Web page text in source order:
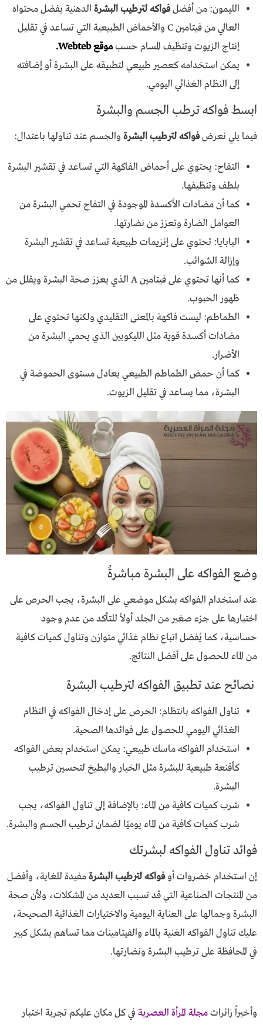
الليمون: من أفضلفواكه لترطيب البشرة الدهنية بفضل محتواه
العالي من فيتامين C والأحماض الطبيعية التي تساعد في تقليل
إنتاج الزيوت وتنظيف المسام حسبموقع Webteb.
يمكن استخدامه كعصير طبيعي لتطبيقه على البشرة أو إضافته
إلى النظام الغذائي اليومي.
ابسط فواكه ترطب الجسم والبشرة
فيما يلي نعرضفواكه لترطيب البشرة والجسم عند تناولها باعتدال:
التفاح: يحتوي على أحماض الفاكهة التي تساعد في تقشير البشرة
بلطف وتنظيفها.
كما أن مضادات الأكسدة الموجودة في التفاح تحمي البشرة من
العوامل الضارة وتعزز من نضارتها.
البابايا: تحتوي على إنزيمات طبيعية تساعد في تقشير البشرة
وإزالة الشوائب.
كما أنها تحتوي على فيتامين A الذي يعزز صحة البشرة ويقلل من
ظهور الحبوب.
الطماطم: ليست فاكهة بالمعنى التقليدي ولكنها تحتوي على
مضادات أكسدة قوية مثل الليكوبين الذي يحمي البشرة من
الأضرار.
كما أن حمض الطماطم الطبيعي يعادل مستوى الحموضة في
البشرة، مما يساعد في تقليل الزيوت.
وضع الفواكه على البشرة مباشرةً
عند استخدام الفواكه بشكل موضعي على البشرة، يجب الحرص على
اختبارها على جزء صغير من الجلد أولاً للتأكد من عدم وجود
حساسية، كما يُفضل اتباع نظام غذائي متوازن وتناول كميات كافية
من الماء للحصول على أفضل النتائج.
نصائح عند تطبيق الفواكه لترطيب البشرة
تناول الفواكه بانتظام: الحرص على إدخال الفواكه في النظام
الغذائي اليومي للحصول على فوائدها الصحية.
استخدام الفواكه ماسك طبيعي: يمكن استخدام بعض الفواكه
كأقنعة طبيعية للبشرة مثل الخيار والبطيخ لتحسين ترطيب
البشرة.
شرب كميات كافية من الماء: بالإضافة إلى تناول الفواكه، يجب
شرب كميات كافية من الماء يوميًا لضمان ترطيب الجسم والبشرة.
فوائد تناول الفواكه لبشرتك
إن استخدام خضروات أوفواكه لترطيب البشرةمفيدة للغاية، وأفضل
من المنتجات الصناعية التي قد تسبب العديد من المشكلات، ولأن صحة
البشرة وجمالها على العناية اليومية والاختيارات الغذائية الصحيحة،
عليك تناول الفواكه الغنية بالماء والفيتامينات مما تساهم بشكل كبير
في المحافظة على ترطيب البشرة ونضارتها.
وأخيراً زائراتمجلة المرأة العصرية في كل مكان عليكم تجربة اختبار